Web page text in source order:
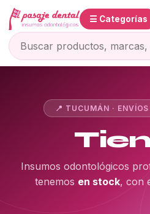
☰ Categorías
📍 TUCUMÁN ·
Insumos odontológicos
tenemos en stock, con